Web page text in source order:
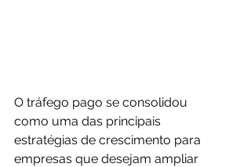
O tráfego pago se consolidou
como uma das principais
estratégias de crescimento para
empresas que desejam ampliar